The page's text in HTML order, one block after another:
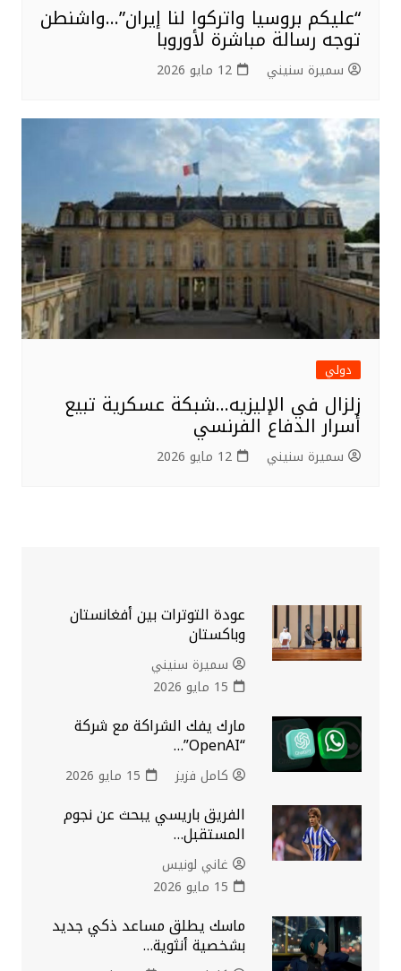
“عليكم بروسيا واتركوا لنا إيران”…واشنطن
توجه رسالة مباشرة لأوروبا
سميرة سنيني 12 مايو 2026
دولي
زلزال في الإليزيه…شبكة عسكرية تبيع
أسرار الدفاع الفرنسي
سميرة سنيني 12 مايو 2026
عودة التوترات بين أفغانستان
وباكستان
سميرة سنيني
15 مايو 2026
مارك يفك الشراكة مع شركة
“OpenAI”…
كامل فزيز 15 مايو 2026
الفريق باريسي يبحث عن نجوم
المستقبل…
غاني لونيس
15 مايو 2026
ماسك يطلق مساعد ذكي جديد
بشخصية أنثوية…